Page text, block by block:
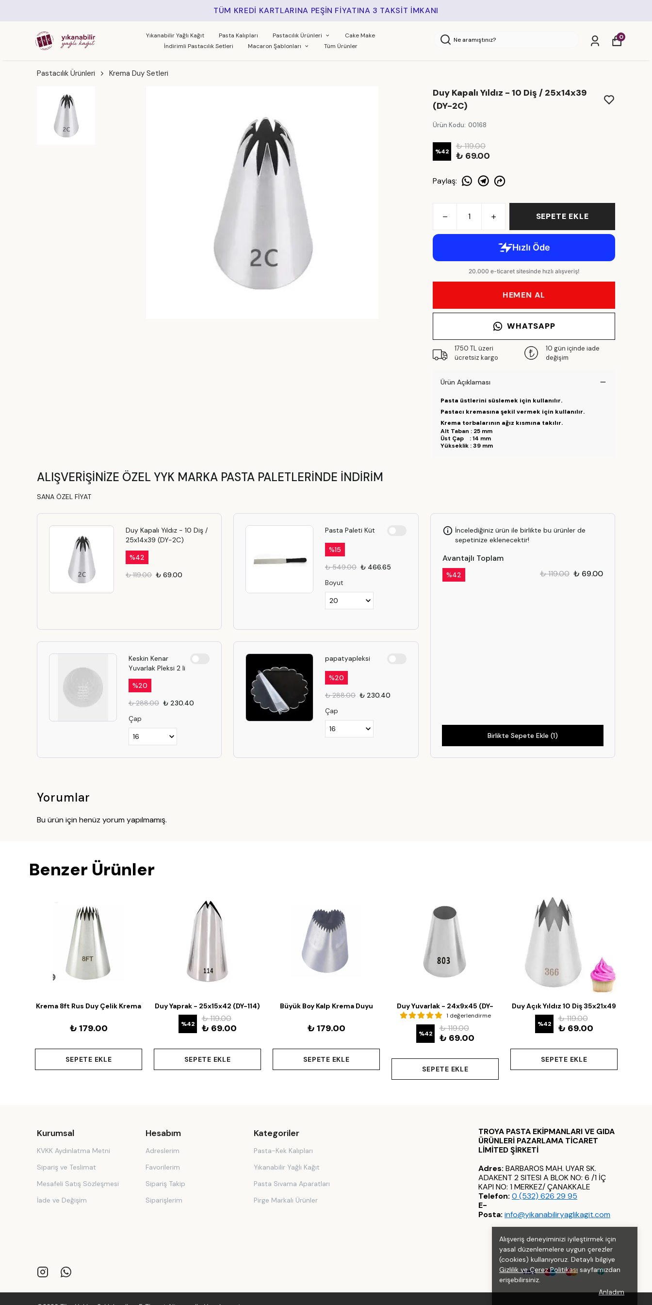
TÜM KREDİ KARTLARINA PEŞİN FİYATINA 3 TAKSİT İMKANI
Yıkanabilir Yağlı Kağıt Pasta Kalıpları Pastacılık Ürünleri
Cake Make
İndirimli Pastacılık Setleri
Macaron Şablonları Tüm Ürünler
0
Alışveriş deneyiminizi iyileştirmek için
yasal düzenlemelere uygun çerezler
(cookies) kullanıyoruz. Detaylı bilgiye
Gizlilik ve Çerez Politikası sayfamızdan
erişebilirsiniz.
Anladım
Pastacılık Ürünleri Krema Duy Setleri
Duy Kapalı Yıldız - 10 Diş / 25x14x39
(DY-2C)
Ürün Kodu: 00168
%42
₺ 119.00
₺ 69.00
Paylaş:
SEPETE EKLE
HEMEN AL
WHATSAPP
1750 TL üzeri
ücretsiz kargo
10 gün içinde iade
değişim
Ürün Açıklaması
Pasta üstlerini süslemek için kullanılır.
Pastacı kremasına şekil vermek için kullanılır.
Krema torbalarının ağız kısmına takılır.
Alt Taban : 25 mm
Üst Çap : 14 mm
Yükseklik : 39 mm
ALIŞVERİŞİNİZE ÖZEL YYK MARKA PASTA PALETLERİNDE İNDİRİM
SANA ÖZEL FİYAT
Duy Kapalı Yıldız - 10 Diş /
25x14x39 (DY-2C)
%42
₺ 119.00 ₺ 69.00
Pasta Paleti Küt
%15
₺ 549.00 ₺ 466.65
Boyut
Keskin Kenar
Yuvarlak Pleksi 2 li
%20
₺ 288.00 ₺ 230.40
Çap
papatyapleksi
%20
₺ 288.00 ₺ 230.40
Çap
İncelediğiniz ürün ile birlikte bu ürünler de
sepetinize eklenecektir!
Avantajlı Toplam
%42 ₺ 119.00 ₺ 69.00
Birlikte Sepete Ekle (1)
Yorumlar
Bu ürün için henüz yorum yapılmamış.
Benzer Ürünler
Krema 8ft Rus Duy Çelik Krema
Paslanmaz
₺ 179.00
SEPETE EKLE
Duy Yaprak - 25x15x42 (DY-114)
%42
₺ 119.00
₺ 69.00
SEPETE EKLE
Büyük Boy Kalp Krema Duyu
₺ 179.00
SEPETE EKLE
Duy Yuvarlak - 24x9x45 (DY-
803)1 değerlendirme
%42
₺ 119.00
₺ 69.00
SEPETE EKLE
Duy Açık Yıldız 10 Diş 35x21x49
Mm (DY-366)
%42
₺ 119.00
₺ 69.00
SEPETE EKLE
Kurumsal
KVKK Aydınlatma Metni
Sipariş ve Teslimat
Mesafeli Satış Sözleşmesi
İade ve Değişim
Hesabım
Adreslerim
Favorilerim
Sipariş Takip
Siparişlerim
Kategoriler
Pasta-Kek Kalıpları
Yıkanabilir Yağlı Kağıt
Pasta Sıvama Aparatları
Pirge Markalı Ürünler
TROYA PASTA EKİPMANLARI VE GIDA
ÜRÜNLERİ PAZARLAMA TİCARET
LİMİTED ŞİRKETİ
Adres: BARBAROS MAH. UYAR SK.
ADAKENT 2 SITESI A BLOK NO: 6 /1 İÇ
KAPI NO: 1 MERKEZ/ ÇANAKKALE
Telefon: 0 (532) 626 29 95
E-
Posta: info@yikanabiliryaglikagit.com